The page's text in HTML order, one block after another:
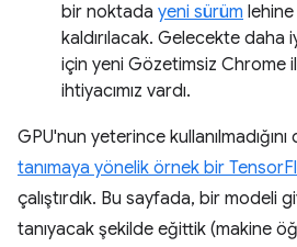
bir noktada yeni sürüm lehine
kaldırılacak. Gelecekte daha
için yeni Gözetimsiz Chrome
ihtiyacımız vardı.
GPU'nun yeterince
tanımaya yönelik örnek bir
çalıştırdık. Bu sayfada, bir modeli
tanıyacak şekilde eğittik (makine